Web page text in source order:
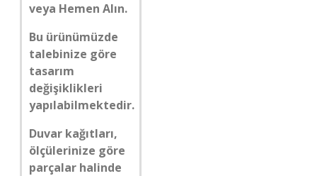
veya Hemen Alın.
Bu ürünümüzde
talebinize göre
tasarım
değişiklikleri
yapılabilmektedir.
Duvar kağıtları,
ölçülerinize göre
parçalar halinde